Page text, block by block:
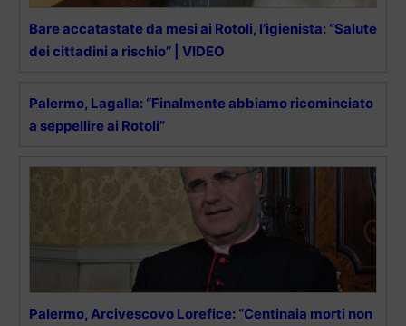
Bare accatastate da mesi ai Rotoli, l’igienista: “Salute
dei cittadini a rischio” | VIDEO
Palermo, Lagalla: “Finalmente abbiamo ricominciato
a seppellire ai Rotoli”
Palermo, Arcivescovo Lorefice: “Centinaia morti non